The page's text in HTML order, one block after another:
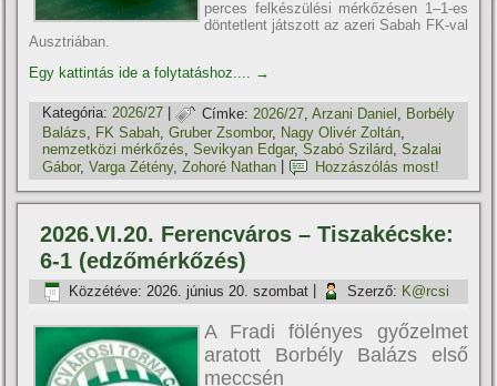
perces felkészülési mérkőzésen 1–1-es
döntetlent játszott az azeri Sabah FK-val
Ausztriában.
Egy kattintás ide a folytatáshoz.... →
Kategória: 2026/27 | Címke: 2026/27 ,Arzani Daniel
Borbély
Balázs, FK Sabah,Gruber Zsombor, Nagy Olivér Zoltán,
nemzetközi mérkőzés,Sevikyan Edgar,Szabó Szilárd,Szalai
Gábor,Varga Zétény,Zohoré Nathan Hozzászólás most!
2026.VI.20. Ferencváros – Tiszakécske:
6-1 (edzőmérkőzés)
Közzétéve: 2026. június 20. szombat Szerző: K@rcsi
A Fradi fölényes győzelmet
aratott Borbély Balázs első
meccsén